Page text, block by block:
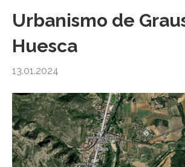
Urbanismo de
Huesca
13.01.2024